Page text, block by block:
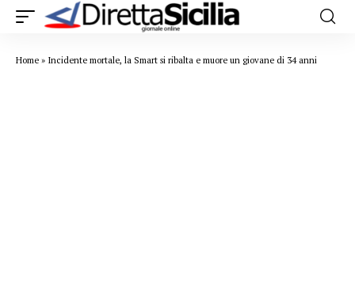
Home » Incidente mortale, la Smart si ribalta e muore un giovane di 34 anni